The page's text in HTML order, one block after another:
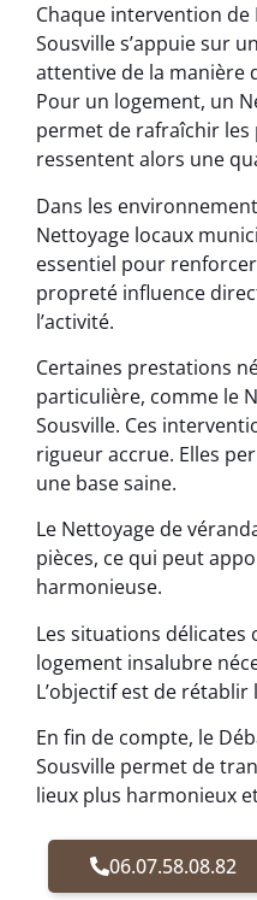
Chaque intervention de
Sousville s’appuie sur
attentive de la manière
Pour un logement, un
permet de rafraîchir les
ressentent alors une
Dans les
Nettoyage locaux
essentiel pour renforcer
propreté influence
l’activité.
Certaines prestations
particulière, comme le
Sousville. Ces
rigueur accrue. Elles
une base saine.
Le Nettoyage de
pièces, ce qui peut
harmonieuse.
Les situations délicates
logement insalubre
L’objectif est de rétablir
En fin de compte, le
Sousville permet de
lieux plus harmonieux
06.07.58.08.82